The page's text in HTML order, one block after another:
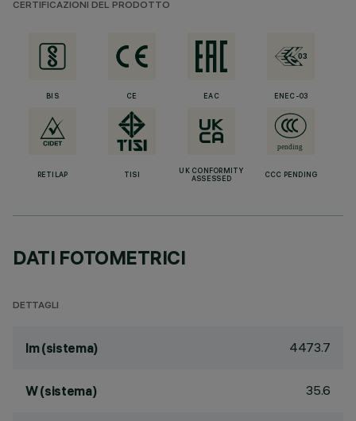
CERTIFICAZIONI DEL PRODOTTO
BIS CE EAC ENEC-03
RETILAP TISI
UK CONFORMITY
ASSESSED
CCC PENDING
DATI FOTOMETRICI
DETTAGLI
lm (sistema) 4473.7
W (sistema) 35.6